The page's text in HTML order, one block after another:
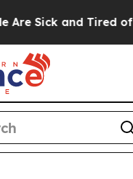
Sick and Tired of